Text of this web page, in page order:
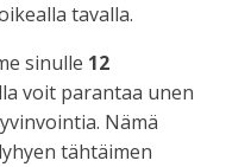
tavalla.
sinulle 12
voit parantaa unen
Nämä
lyhyen tähtäimen